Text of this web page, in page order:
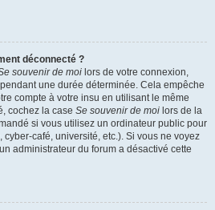
déconnecté ?
souvenir de moi lors de votre connexion,
une durée déterminée. Cela empêche
compte à votre insu en utilisant le même
cochez la case Se souvenir de moi lors de la
si vous utilisez un ordinateur public pour
café, université, etc.). Si vous ne voyez
administrateur du forum a désactivé cette